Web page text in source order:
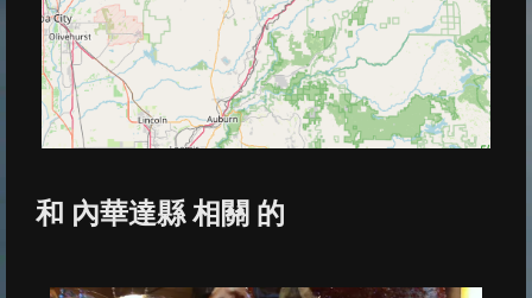
和 內華達縣 相關 的